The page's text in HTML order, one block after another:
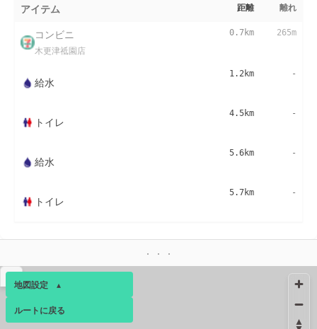
アイテム 距離 離れ
コンビニ
木更津祗園店
0.7km 265m
給水
1.2km -
トイレ
4.5km -
給水
5.6km -
トイレ
5.7km -
地図設定 ▴
ベース ▴
ルートに戻る